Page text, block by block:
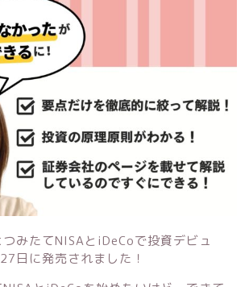
つみたてNISAとiDeCoで投資デビュ
日に発売されました！